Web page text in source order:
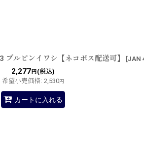
ルピンイワシ【ネコポス配送可】 [JAN
2,277円(税込)
希望小売価格: 2,530円
カートに入れる